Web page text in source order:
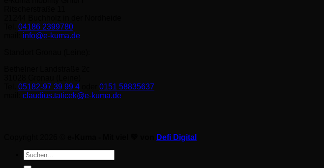
04186 2399780
info@e-kuma.de
05182-97 39 99 4
0151 58835637
claudius.taticek@e-kuma.de
Defi Digital
Suche
nach: